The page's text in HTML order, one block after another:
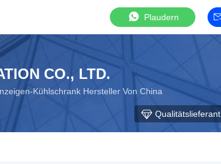
Plaudern
CO., LTD.
Kühlschrank Hersteller Von China
Qualitätslieferant